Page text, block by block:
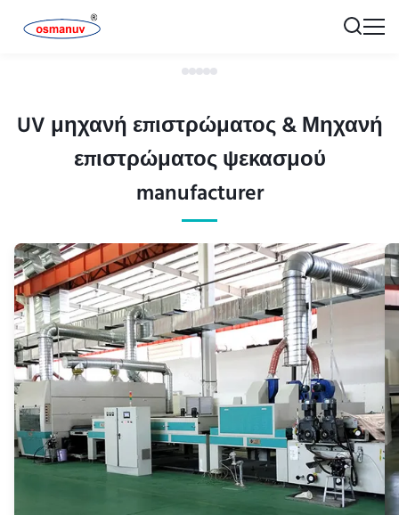
UV μηχανή επιστρώματος & Μηχανή
επιστρώματος ψεκασμού
manufacturer